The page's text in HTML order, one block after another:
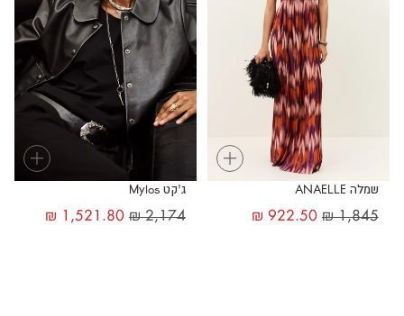
+
שמלה ANAELLE
₪1,845
₪ 922.50
+
ג'קט Mylos
₪2,174
₪ 1,521.80